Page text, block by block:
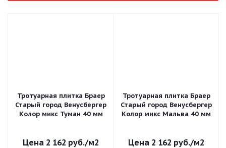
Тротуарная плитка Браер
Старый город Венусбергер
Колор микс Туман 40 мм
2 162 руб./м2
Тротуарная плитка Браер
Старый город Венусбергер
Колор микс Мальва 40 мм
2 162 руб./м2